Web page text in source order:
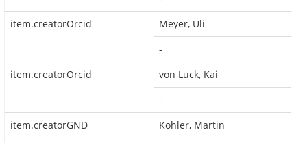
item.creatorOrcid
Meyer, Uli
-
item.creatorOrcid
von Luck, Kai
-
item.creatorGND
Kohler, Martin